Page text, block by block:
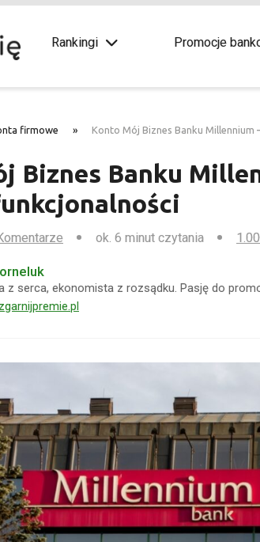
Rankingi Promocje
firmowe » Konto Mój Biznes Banku
Biznes Banku
ok. 6 minut czytania
z serca, ekonomista z rozsądku. Pasję do